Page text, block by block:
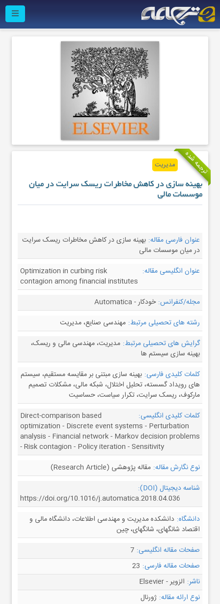
ترجمه شده مدیریت
بهینه سازی در کاهش مخاطرات ریسک سرایت در میان
موسسات مالی
عنوان فارسی مقاله: بهینه سازی در کاهش مخاطرات ریسک سرایت
در میان موسسات مالی
عنوان انگلیسی مقاله:
Optimization in curbing risk
contagion among financial institutes
مجله/کنفرانس: خودکار - Automatica
رشته های تحصیلی مرتبط: مهندسی صنایع، مدیریت
گرایش های تحصیلی مرتبط: مدیریت، مهندسی مالی و ریسک،
بهینه سازی سیستم ها
کلمات کلیدی فارسی: بهینه سازی مبتنی بر مقایسه مستقیم، سیستم
های رویداد گسسته، تحلیل اختلال، شبکه مالی، مشکلات تصمیم
مارکوف، ریسک سرایت، تکرار سیاست، حساسیت
کلمات کلیدی انگلیسی:
Direct-comparison based
optimization - Discrete event systems - Perturbation
analysis - Financial network - Markov decision problems
- Risk contagion - Policy iteration - Sensitivity
نوع نگارش مقاله: مقاله پژوهشی (Research Article)
شناسه دیجیتال (DOI):
https://doi.org/10.1016/j.automatica.2018.04.036
دانشگاه: دانشکده مدیریت و مهندسی اطلاعات، دانشگاه مالی و
اقتصاد شانگهای، شانگهای، چین
صفحات مقاله انگلیسی: 7
صفحات مقاله فارسی: 23
ناشر: الزویر - Elsevier
نوع ارائه مقاله: ژورنال